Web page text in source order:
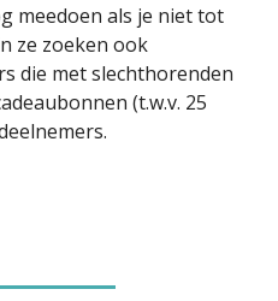
meedoen als je niet tot
ze zoeken ook
die met slechthorenden
(t.w.v. 25